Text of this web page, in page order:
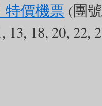
出來」的歌劇
建在海島上
造型，就像
貝」🐚🌊
特價機票 (團
13, 18, 20, 22,